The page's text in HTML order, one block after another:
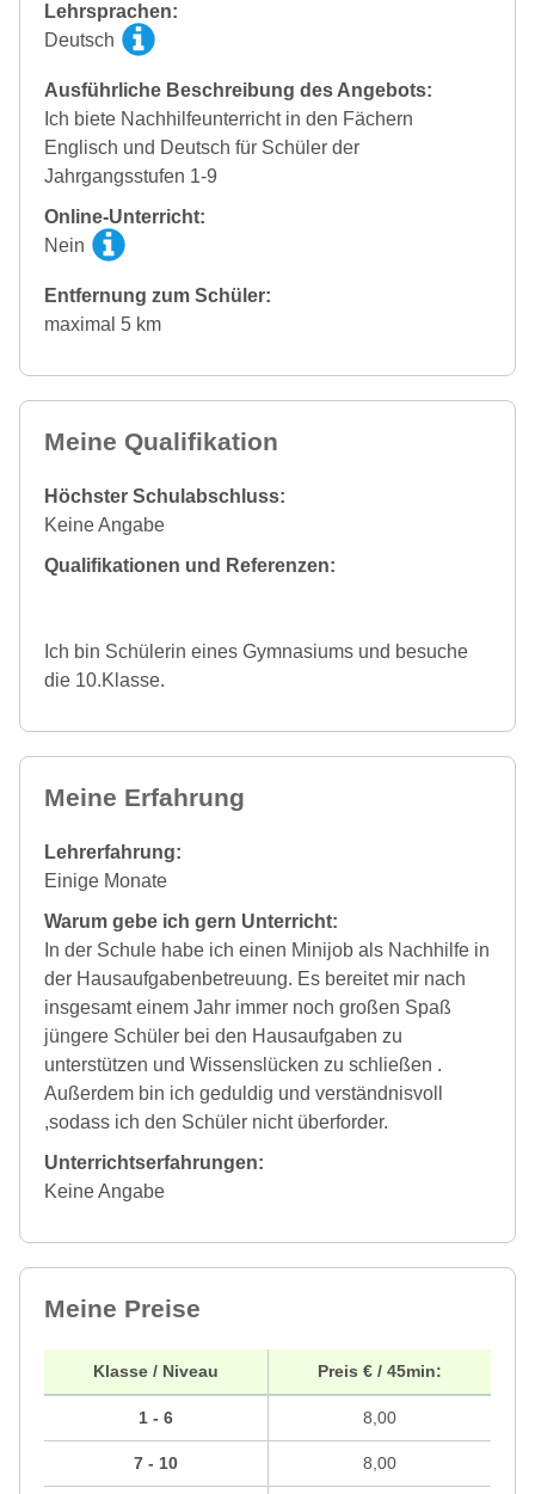
Lehrsprachen:
Deutsch
Ausführliche Beschreibung des Angebots:
Ich biete Nachhilfeunterricht in den Fächern
Englisch und Deutsch für Schüler der
Jahrgangsstufen 1-9
Online-Unterricht:
Nein
Entfernung zum Schüler:
maximal 5 km
Meine Qualifikation
Höchster Schulabschluss:
Keine Angabe
Qualifikationen und Referenzen:
Ich bin Schülerin eines Gymnasiums und besuche
die 10.Klasse.
Meine Erfahrung
Lehrerfahrung:
Einige Monate
Warum gebe ich gern Unterricht:
In der Schule habe ich einen Minijob als Nachhilfe in
der Hausaufgabenbetreuung. Es bereitet mir nach
insgesamt einem Jahr immer noch großen Spaß
jüngere Schüler bei den Hausaufgaben zu
unterstützen und Wissenslücken zu schließen .
Außerdem bin ich geduldig und verständnisvoll
,sodass ich den Schüler nicht überforder.
Unterrichtserfahrungen:
Keine Angabe
Meine Preise
Klasse / Niveau
1 - 6
7 - 10
Preis € / 45min:
8,00
8,00